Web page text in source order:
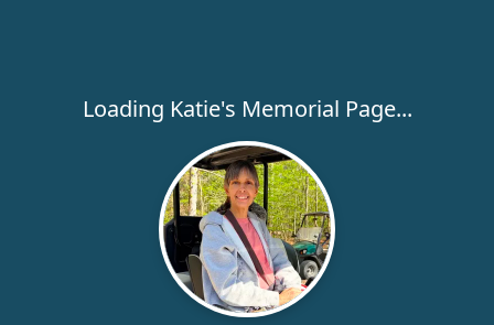
Loading Katie's Memorial Page...